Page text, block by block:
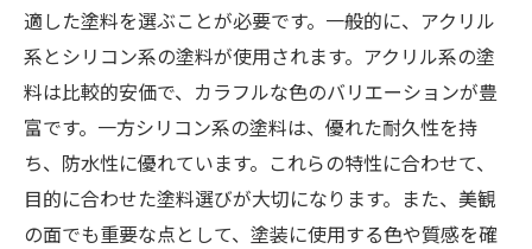
適した塗料を選ぶことが必要です。一般的に、アクリル
系とシリコン系の塗料が使用されます。アクリル系の塗
料は比較的安価で、カラフルな色のバリエーションが豊
富です。一方シリコン系の塗料は、優れた耐久性を持
ち、防水性に優れています。これらの特性に合わせて、
目的に合わせた塗料選びが大切になります。また、美観
の面でも重要な点として、塗装に使用する色や質感を確